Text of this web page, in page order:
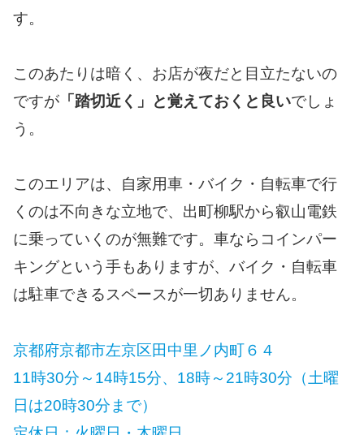
す。
このあたりは暗く、お店が夜だと目立たないの
ですが 「踏切近く」と覚えておくと良いでしょ
う。
このエリアは、自家用車・バイク・自転車で行
くのは不向きな立地で、出町柳駅から叡山電鉄
に乗っていくのが無難です。車ならコインパー
キングという手もありますが、バイク・自転車
は駐車できるスペースが一切ありません。
京都府京都市左京区田中里ノ内町６４
11時30分～14時15分、18時～21時30分（土曜
日は20時30分まで）